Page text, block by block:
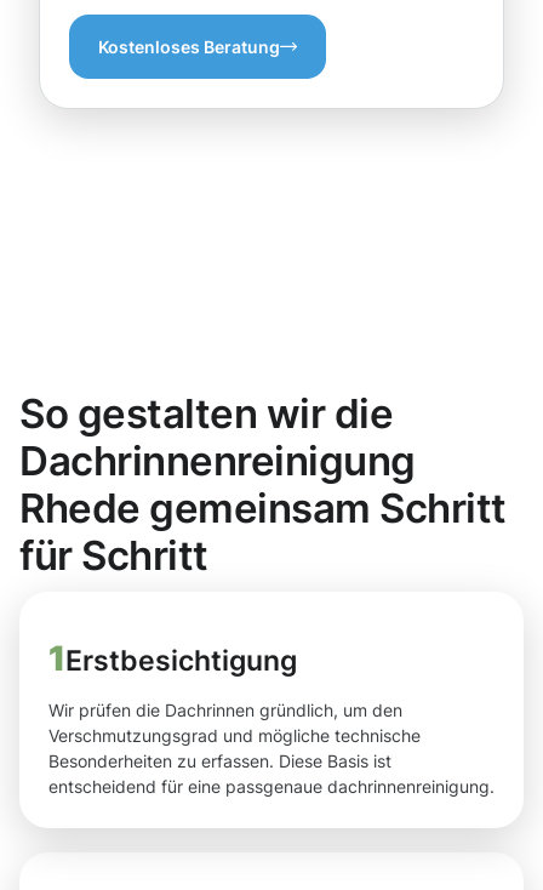
Kostenloses Beratung
So gestalten wir die
Dachrinnenreinigung
Rhede gemeinsam Schritt
für Schritt
1Erstbesichtigung
Wir prüfen die Dachrinnen gründlich, um den
Verschmutzungsgrad und mögliche technische
Besonderheiten zu erfassen. Diese Basis ist
entscheidend für eine passgenaue dachrinnenreinigung.